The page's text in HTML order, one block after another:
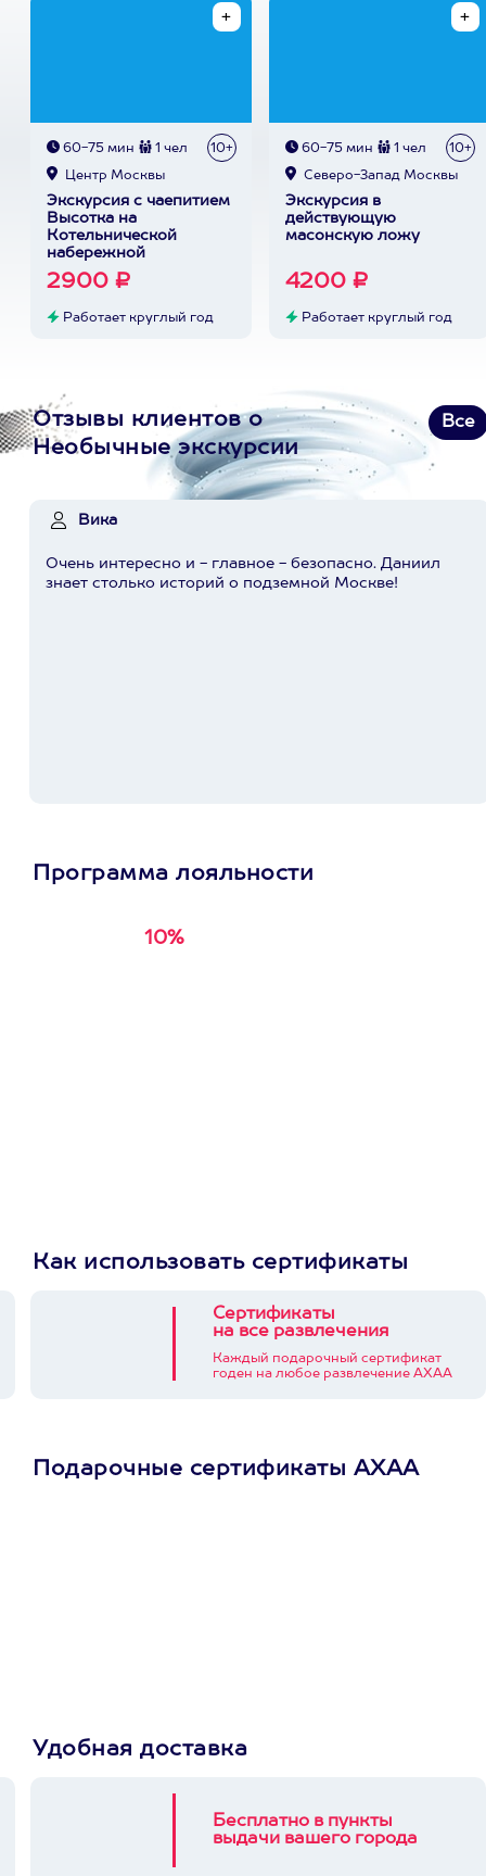
60-75 мин 1 чел 10+
Центр Москвы
Экскурсия с чаепитием
Высотка на
Котельнической
набережной
2900 ₽
Работает круглый год
60-75 мин 1 чел 10+
Северо-Запад Москвы
Экскурсия в
действующую
масонскую ложу
4200 ₽
Работает круглый год
Отзывы клиентов о
Необычные экскурсии
Все
Вика
Очень интересно и - главное - безопасно. Даниил
знает столько историй о подземной Москве!
Программа лояльности
10%
Как использовать сертификаты
Сертификаты
на все развлечения
Каждый подарочный сертификат
годен на любое развлечение АХАА
Подарочные сертификаты АХАА
Удобная доставка
Бесплатно в пункты
выдачи вашего города